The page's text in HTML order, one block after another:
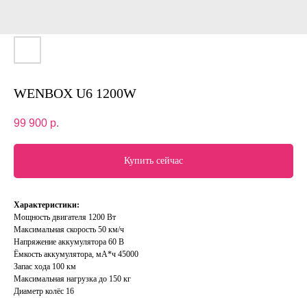
WENBOX U6 1200W
99 900 р.
Купить сейчас
Характеристики:
Мощность двигателя 1200 Вт
Максимальная скорость 50 км/ч
Напряжение аккумулятора 60 В
Ёмкость аккумулятора, мА*ч 45000
Запас хода 100 км
Максимальная нагрузка до 150 кг
Диаметр колёс 16